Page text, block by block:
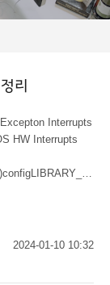
리
Interrupts
HW Interrupts
인터럽트들은 권
성화 가능2. 각 하
2024-01-10 10:32